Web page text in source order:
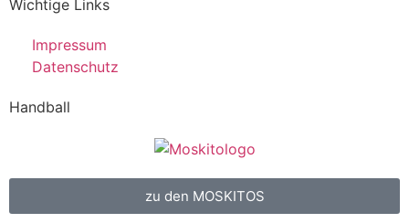
Wichtige Links
Impressum
Datenschutz
Handball
zu den MOSKITOS